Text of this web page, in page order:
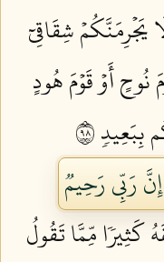
يَجۡرِمَنَّكُمۡ شِقَاقِيٓ
أَوۡ قَوۡمَ هُودٍ
٨٩
رَبِّي رَحِيمٞ
كَثِيرٗا مِّمَّا تَقُولُ